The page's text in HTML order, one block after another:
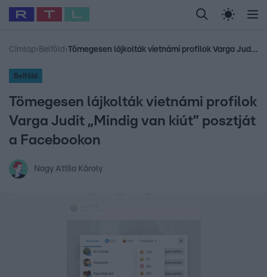
Legfrissebb RTL Híradó Randi Celeb vagyok,
Babits Marcella Most Wanted Gallusz
Címlap› Belföld › Tömegesen lájkolták vietnámi profilok Varga Judit „Mindig van kiút” posztját a Facebookon
Belföld
Tömegesen lájkolták vietnámi profilok
Varga Judit „Mindig van kiút” posztját
a Facebookon
Nagy Attila Károly